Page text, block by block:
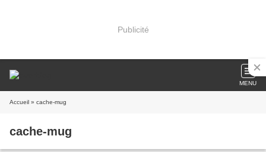
Publicité
MENU
Accueil » cache-mug
cache-mug